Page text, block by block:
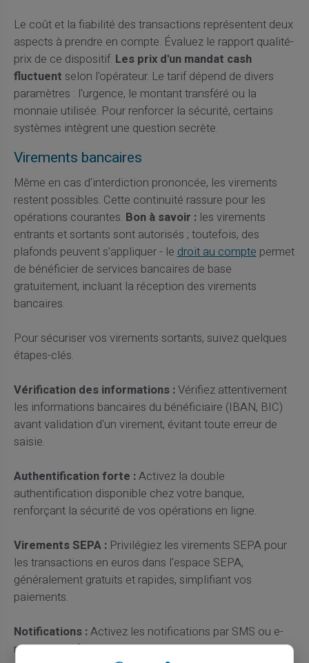
Le coût et la fiabilité des transactions représentent deux
aspects à prendre en compte. Évaluez le rapport qualité-
prix de ce dispositif. Les prix d'un mandat cash
fluctuent selon l'opérateur. Le tarif dépend de divers
paramètres : l'urgence, le montant transféré ou la
monnaie utilisée. Pour renforcer la sécurité, certains
systèmes intègrent une question secrète.
Virements bancaires
Même en cas d'interdiction prononcée, les virements
restent possibles. Cette continuité rassure pour les
opérations courantes. Bon à savoir :les virements
entrants et sortants sont autorisés ; toutefois, des
plafonds peuvent s'appliquer - ledroit au comptepermet
de bénéficier de services bancaires de base
gratuitement, incluant la réception des virements
bancaires.
Pour sécuriser vos virements sortants, suivez quelques
étapes-clés.
Vérification des informations :Vérifiez attentivement
les informations bancaires du bénéficiaire (IBAN, BIC)
avant validation d'un virement, évitant toute erreur de
saisie.
Authentification forte :Activez la double
authentification disponible chez votre banque,
renforçant la sécurité de vos opérations en ligne.
Virements SEPA :Privilégiez les virements SEPA pour
les transactions en euros dans l'espace SEPA,
généralement gratuits et rapides, simplifiant vos
paiements.
Notifications :Activez les notifications par SMS ou e-
mail, vous informant immédiatement de chaque